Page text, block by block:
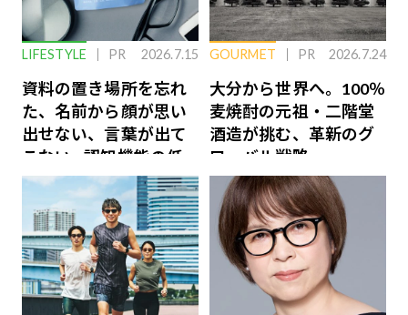
LIFESTYLE PR 2026.7.15
資料の置き場所を忘れ
た、名前から顔が思い
出せない、言葉が出て
こない…認知機能の低
下を救う、脳のインナ
ーケアとは
GOURMET PR 2026.7.24
大分から世界へ。100％
麦焼酎の元祖・二階堂
酒造が挑む、革新のグ
ローバル戦略